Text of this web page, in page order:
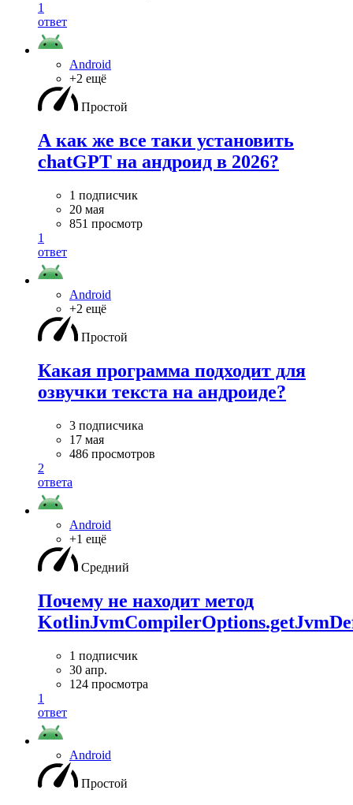
1
ответ
Android
+2 ещё
Простой
А как же все таки установить
chatGPT на андроид в 2026?
1 подписчик
20 мая
851 просмотр
1
ответ
Android
+2 ещё
Простой
Какая программа подходит для
озвучки текста на андроиде?
3 подписчика
17 мая
486 просмотров
2
ответа
Android
+1 ещё
Средний
Почему не находит метод
1 подписчик
30 апр.
124 просмотра
1
ответ
Android
Простой